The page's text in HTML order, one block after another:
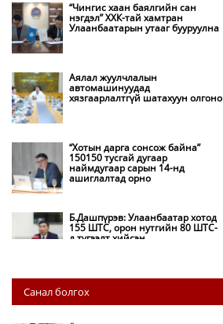
“Чингис хаан баялгийн сан
нэгдэл” ХХК-тай хамтран
Улаанбаатарын утааг бууруулна
Аялал жуулчлалын
автомашинуудад
хязгаарлалтгүй шатахуун олгоно
“Хотын дарга сонсож байна”
150150 тусгай дугаар
наймдугаар сарын 14-нд
ашиглалтад орно
Б.Дашпүрэв: Улаанбаатар хотод
155 ШТС, орон нутгийн 80 ШТС-
д түгээлт хийсэн
НИТХ: Багануур ХК-ийг түшиглэн
нүүрс-пиролизийн үйлдвэр
байгуулж, ирэх оноос хагас кокс
Санал болгох